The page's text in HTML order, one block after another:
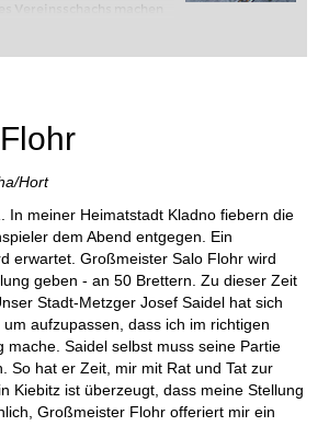
Vereinsschachs machen
spielen: Mit
intelligenter und
Hort
In meiner Heimatstadt Kladno fiebern die
dem Abend entgegen. Ein
erwartet. Großmeister Salo Flohr wird
geben - an 50 Brettern. Zu dieser Zeit
Stadt-Metzger Josef Saidel hat sich
aufzupassen, dass ich im richtigen
mache. Saidel selbst muss seine Partie
So hat er Zeit, mir mit Rat und Tat zur
Kiebitz ist überzeugt, dass meine Stellung
Großmeister Flohr offeriert mir ein